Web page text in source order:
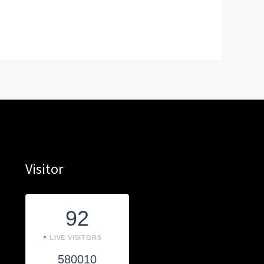
Visitor
92
LIVE VISITORS
580010